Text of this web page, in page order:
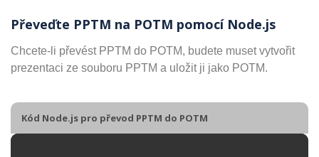
Převeďte PPTM na POTM pomocí Node.js
Chcete-li převést PPTM do POTM, budete muset vytvořit
prezentaci ze souboru PPTM a uložit ji jako POTM.
Kód Node.js pro převod PPTM do POTM